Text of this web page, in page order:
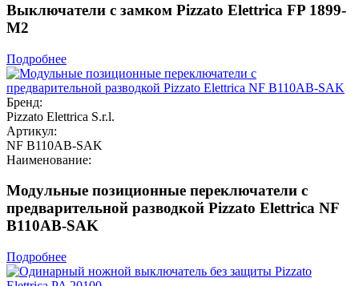
Выключатели с замком Pizzato Elettrica FP 1899-
M2
Подробнее
Бренд:
Pizzato Elettrica S.r.l.
Артикул:
NF B110AB-SAK
Наименование:
Модульные позиционные переключатели с
предварительной разводкой Pizzato Elettrica NF
B110AB-SAK
Подробнее